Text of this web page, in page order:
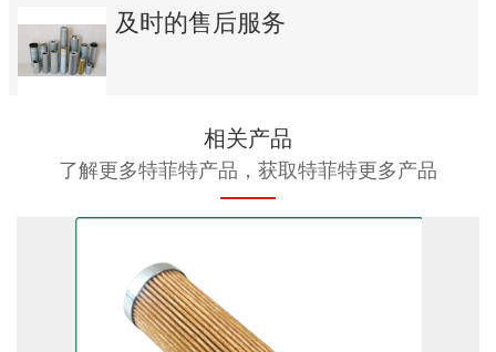
及时的售后服务
相关产品
了解更多特菲特产品，获取特菲特更多产品